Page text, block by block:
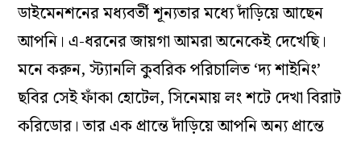
ডাইমেনশনের মধ্যবর্তী শূন্যতার মধ্যে দাঁড়িয়ে আছেন
আপনি। এ-ধরনের জায়গা আমরা অনেকেই দেখেছি।
মনে করুন, স্ট্যানলি কুবরিক পরিচালিত ‘দ্য শাইনিং’
ছবির সেই ফাঁকা হোটেল, সিনেমায় লং শটে দেখা বিরাট
করিডোর। তার এক প্রান্তে দাঁড়িয়ে আপনি অন্য প্রান্তে